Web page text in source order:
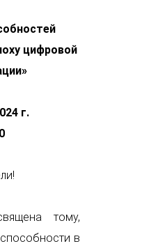
цифровой
»
г.
тому,
в